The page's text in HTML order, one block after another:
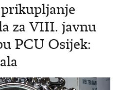
prikupljanje
za VIII. javnu
PCU Osijek: